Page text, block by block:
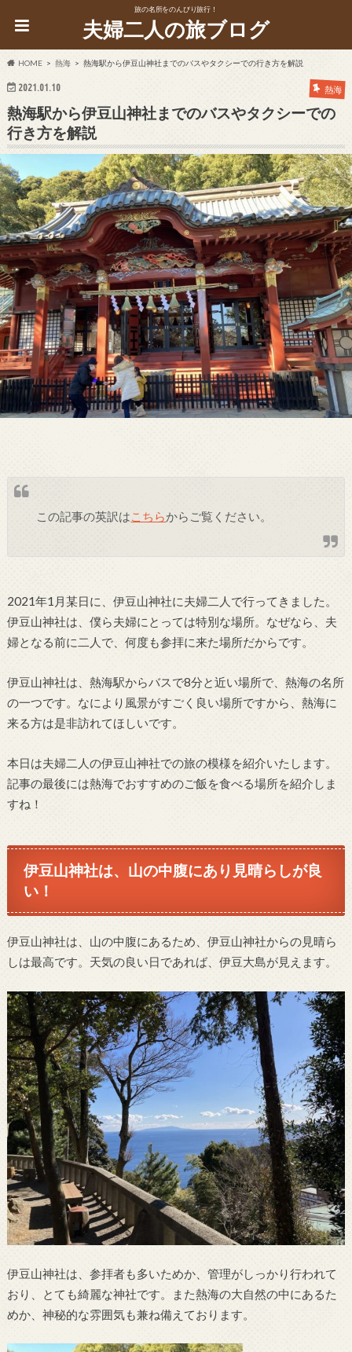
旅の名所をのんびり旅行！
夫婦二人の旅ブログ
HOME 熱海 熱海駅から伊豆山神社までのバスやタクシーでの行き方を解説
2021.01.10 熱海
熱海駅から伊豆山神社までのバスやタクシーでの
行き方を解説
この記事の英訳はこちらからご覧ください。
2021年1月某日に、伊豆山神社に夫婦二人で行ってきました。
伊豆山神社は、僕ら夫婦にとっては特別な場所。なぜなら、夫
婦となる前に二人で、何度も参拝に来た場所だからです。
伊豆山神社は、熱海駅からバスで8分と近い場所で、熱海の名所
の一つです。なにより風景がすごく良い場所ですから、熱海に
来る方は是非訪れてほしいです。
本日は夫婦二人の伊豆山神社での旅の模様を紹介いたします。
記事の最後には熱海でおすすめのご飯を食べる場所を紹介しま
すね！
伊豆山神社は、山の中腹にあり見晴らしが良
い！
伊豆山神社は、山の中腹にあるため、伊豆山神社からの見晴ら
しは最高です。天気の良い日であれば、伊豆大島が見えます。
伊豆山神社は、参拝者も多いためか、管理がしっかり行われて
おり、とても綺麗な神社です。また熱海の大自然の中にあるた
めか、神秘的な雰囲気も兼ね備えております。